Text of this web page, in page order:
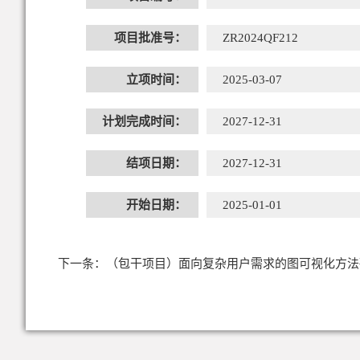
项目批准号： ZR2024QF212
立项时间： 2025-03-07
计划完成时间： 2027-12-31
结项日期： 2027-12-31
开始日期： 2025-01-01
下一条： （包干项目）面向复杂用户需求的图可视化方